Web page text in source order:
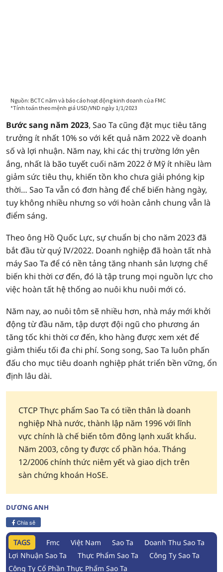
Bước sang năm 2023, Sao Ta cũng đặt mục tiêu tăng
trưởng ít nhất 10% so với kết quả năm 2022 về doanh
số và lợi nhuận. Năm nay, khi các thị trường lớn yên
ắng, nhất là bão tuyết cuối năm 2022 ở Mỹ ít nhiều làm
giảm sức tiêu thụ, khiến tồn kho chưa giải phóng kịp
thời… Sao Ta vẫn có đơn hàng để chế biến hàng ngày,
tuy không nhiều nhưng so với hoàn cảnh chung vẫn là
điểm sáng.
Theo ông Hồ Quốc Lực, sự chuẩn bị cho năm 2023 đã
bắt đầu từ quý IV/2022. Doanh nghiệp đã hoàn tất nhà
máy Sao Ta để có nền tảng tăng nhanh sản lượng chế
biến khi thời cơ đến, đó là tập trung mọi nguồn lực cho
việc hoàn tất hệ thống ao nuôi khu nuôi mới có.
Năm nay, ao nuôi tôm sẽ nhiều hơn, nhà máy mới khởi
động từ đầu năm, tập dượt đội ngũ cho phương án
tăng tốc khi thời cơ đến, kho hàng được xem xét để
giảm thiểu tối đa chi phí. Song song, Sao Ta luôn phấn
đấu cho mục tiêu doanh nghiệp phát triển bền vững, ổn
định lâu dài.
CTCP Thực phẩm Sao Ta có tiền thân là doanh
nghiệp Nhà nước, thành lập năm 1996 với lĩnh
vực chính là chế biến tôm đông lạnh xuất khẩu.
Năm 2003, công ty được cổ phần hóa. Tháng
12/2006 chính thức niêm yết và giao dịch trên
sàn chứng khoán HoSE.
DƯƠNG ANH
Chia sẻ
TAGS Fmc Việt Nam Sao Ta
Doanh Thu Sao Ta
Lợi Nhuận Sao Ta
Thực Phẩm Sao Ta
Công Ty Sao Ta
Công Ty Cổ Phần Thực Phẩm Sao Ta